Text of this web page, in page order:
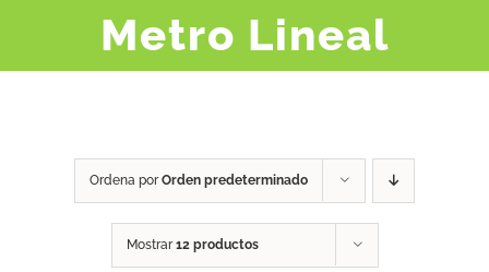
Metro Lineal
Ordena porOrden predeterminado
Mostrar12 productos